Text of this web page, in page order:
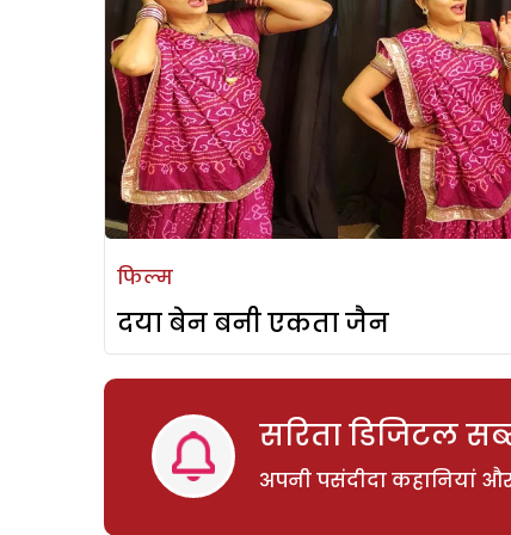
फिल्म
दया बेन बनी एकता जैन
सरिता डिजिटल
अपनी पसंदीदा कहानियां